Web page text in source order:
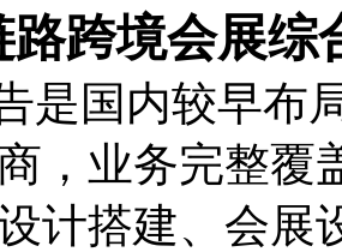
路跨境会展综
是国内较早布
，业务完整覆
计搭建、会展